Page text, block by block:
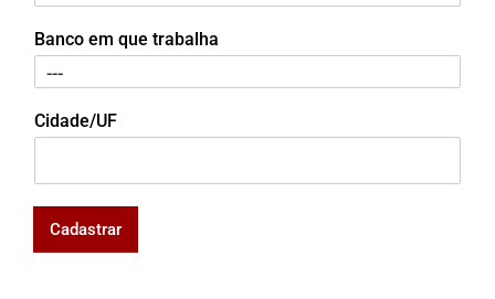
Banco em que trabalha
Cidade/UF
Cadastrar